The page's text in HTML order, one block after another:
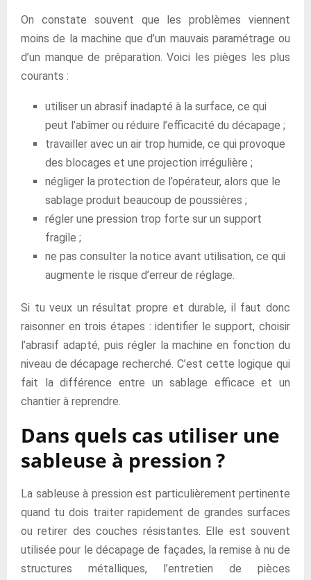
On constate souvent que les problèmes viennent
moins de la machine que d’un mauvais paramétrage ou
d’un manque de préparation. Voici les pièges les plus
courants :
utiliser un abrasif inadapté à la surface, ce qui
peut l’abîmer ou réduire l’efficacité du décapage ;
travailler avec un air trop humide, ce qui provoque
des blocages et une projection irrégulière ;
négliger la protection de l’opérateur, alors que le
sablage produit beaucoup de poussières ;
régler une pression trop forte sur un support
fragile ;
ne pas consulter la notice avant utilisation, ce qui
augmente le risque d’erreur de réglage.
Si tu veux un résultat propre et durable, il faut donc
raisonner en trois étapes : identifier le support, choisir
l’abrasif adapté, puis régler la machine en fonction du
niveau de décapage recherché. C’est cette logique qui
fait la différence entre un sablage efficace et un
chantier à reprendre.
Dans quels cas utiliser une
sableuse à pression ?
La sableuse à pression est particulièrement pertinente
quand tu dois traiter rapidement de grandes surfaces
ou retirer des couches résistantes. Elle est souvent
utilisée pour le décapage de façades, la remise à nu de
structures métalliques, l’entretien de pièces